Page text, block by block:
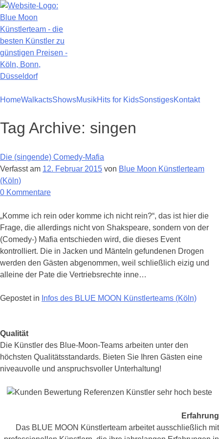
Zum
Inhalt
springen
HomeWalkactsShowsMusikHits for KidsSonstigesKontakt
Tag Archive: singen
Die (singende) Comedy-Mafia
Verfasst am 12. Februar 2015 von Blue Moon Künstlerteam
(Köln)
0 Kommentarezu
(singende)
Comedy-
Mafia
„Komme ich rein oder komme ich nicht rein?“, das ist hier die
Frage, die allerdings nicht von Shakspeare, sondern von der
(Comedy-) Mafia entschieden wird, die dieses Event
kontrolliert. Die in Jacken und Mänteln gefundenen Drogen
werden den Gästen abgenommen, weil schließlich eizig und
alleine der Pate die Vertriebsrechte inne…
Gepostet in Infos des BLUE MOON Künstlerteams (Köln)
Posts
Navigation
Qualität
Die Künstler des Blue-Moon-Teams arbeiten unter den
höchsten Qualitätsstandards. Bieten Sie Ihren Gästen eine
niveauvolle und anspruchsvoller Unterhaltung!
Erfahrung
Das BLUE MOON Künstlerteam arbeitet ausschließlich mit